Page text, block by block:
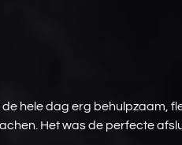
hele dag erg behulpzaam,
Het was de perfecte